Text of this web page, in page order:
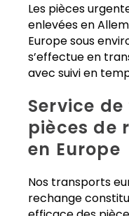
Les pièces
enlevées en
Europe sous
s’effectue en
avec suivi en
Service
pièces de
en Europe
Nos transports
rechange